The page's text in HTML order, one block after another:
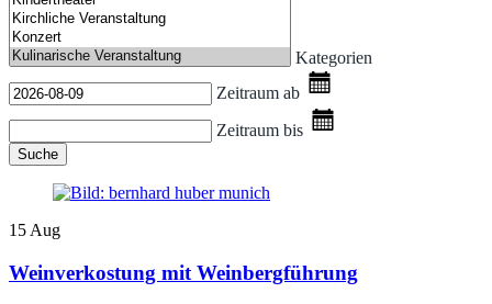
Kategorien
Zeitraum ab
Zeitraum bis
Suche
15 Aug
Weinverkostung mit Weinbergführung